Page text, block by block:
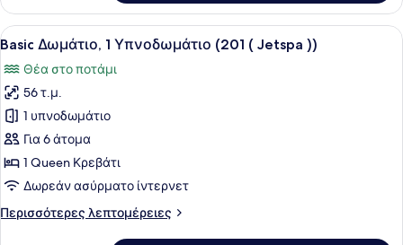
))
Δωμάτιο,
Υπνοδωμάτιο
Jetspa
))
Προβολή
όλων
των
φωτογραφιών
για
Basic
Δωμάτιο,
1
Υπνοδωμάτιο
(201
Ένα μπάνιο με μπανιέρα, ένα
15
Basic Δωμάτιο, 1 Υπνοδωμάτιο (201 ( Jetspa ))
Θέα στο ποτάμι
56 τ.μ.
1 υπνοδωμάτιο
Για 6 άτομα
1 Queen Κρεβάτι
Δωρεάν ασύρματο ίντερνετ
Περισσότερες λεπτομέρειες
Περισσότερες